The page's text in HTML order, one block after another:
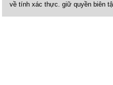
về tính xác thực. giữ quyền biên